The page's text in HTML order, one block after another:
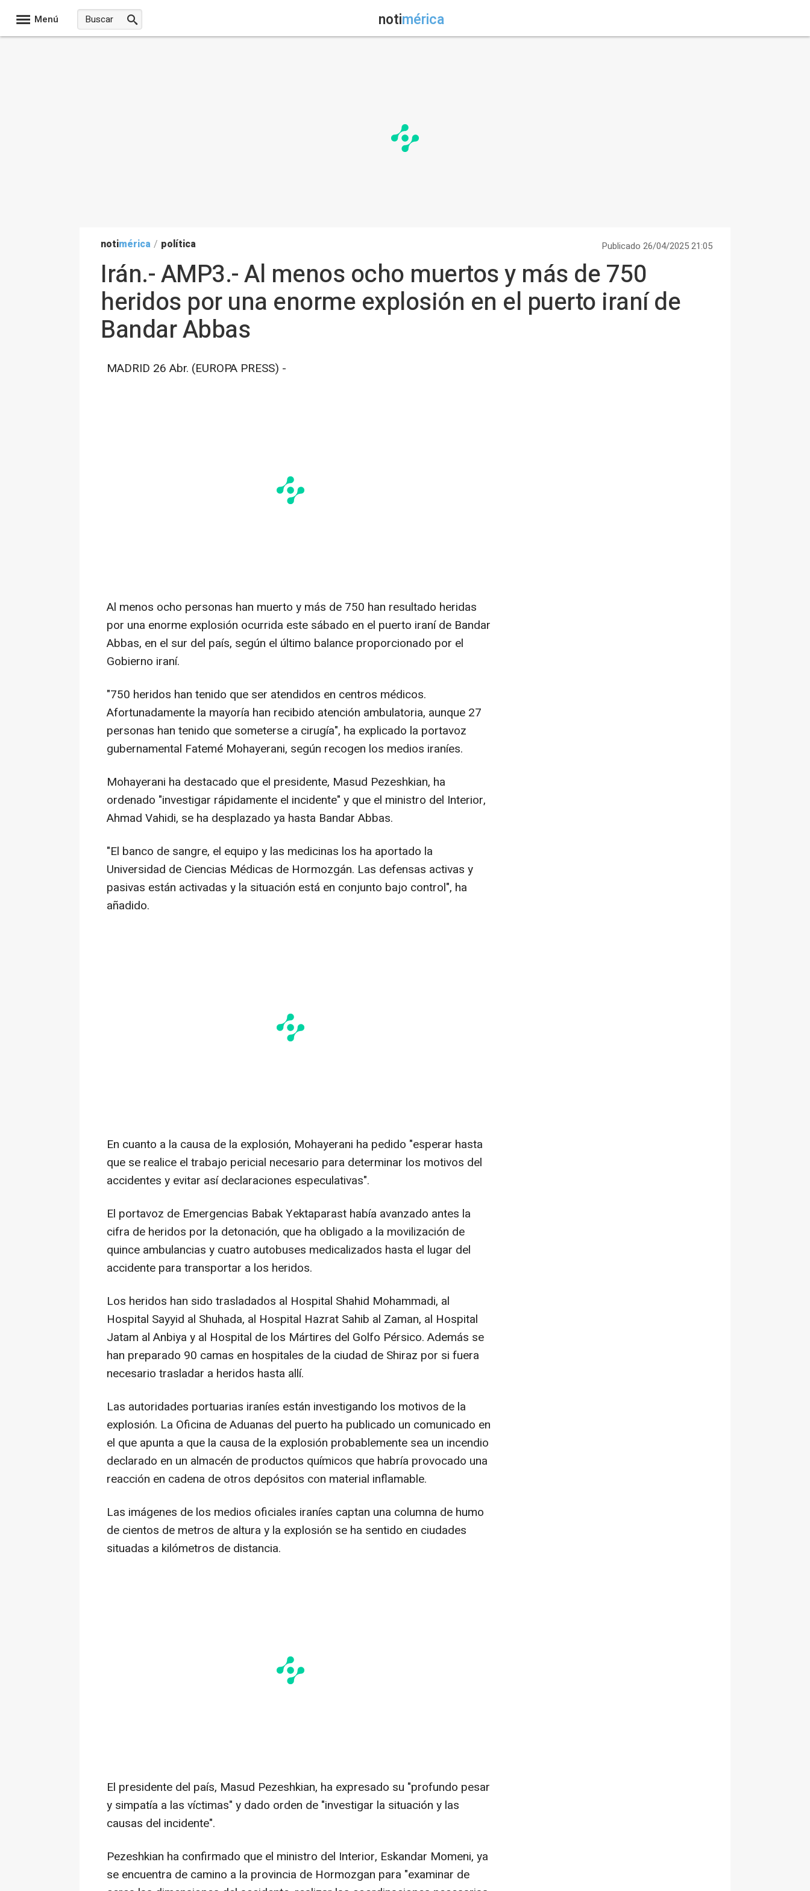
Menú notimérica
notimérica / política Publicado 26/04/2025 21:05
Irán.- AMP3.- Al menos ocho muertos y más de 750
heridos por una enorme explosión en el puerto iraní de
Bandar Abbas
MADRID 26 Abr. (EUROPA PRESS) -
Al menos ocho personas han muerto y más de 750 han resultado heridas
por una enorme explosión ocurrida este sábado en el puerto iraní de Bandar
Abbas, en el sur del país, según el último balance proporcionado por el
Gobierno iraní.
"750 heridos han tenido que ser atendidos en centros médicos.
Afortunadamente la mayoría han recibido atención ambulatoria, aunque 27
personas han tenido que someterse a cirugía", ha explicado la portavoz
gubernamental Fatemé Mohayerani, según recogen los medios iraníes.
Mohayerani ha destacado que el presidente, Masud Pezeshkian, ha
ordenado "investigar rápidamente el incidente" y que el ministro del Interior,
Ahmad Vahidi, se ha desplazado ya hasta Bandar Abbas.
"El banco de sangre, el equipo y las medicinas los ha aportado la
Universidad de Ciencias Médicas de Hormozgán. Las defensas activas y
pasivas están activadas y la situación está en conjunto bajo control", ha
añadido.
En cuanto a la causa de la explosión, Mohayerani ha pedido "esperar hasta
que se realice el trabajo pericial necesario para determinar los motivos del
accidentes y evitar así declaraciones especulativas".
El portavoz de Emergencias Babak Yektaparast había avanzado antes la
cifra de heridos por la detonación, que ha obligado a la movilización de
quince ambulancias y cuatro autobuses medicalizados hasta el lugar del
accidente para transportar a los heridos.
Los heridos han sido trasladados al Hospital Shahid Mohammadi, al
Hospital Sayyid al Shuhada, al Hospital Hazrat Sahib al Zaman, al Hospital
Jatam al Anbiya y al Hospital de los Mártires del Golfo Pérsico. Además se
han preparado 90 camas en hospitales de la ciudad de Shiraz por si fuera
necesario trasladar a heridos hasta allí.
Las autoridades portuarias iraníes están investigando los motivos de la
explosión. La Oficina de Aduanas del puerto ha publicado un comunicado en
el que apunta a que la causa de la explosión probablemente sea un incendio
declarado en un almacén de productos químicos que habría provocado una
reacción en cadena de otros depósitos con material inflamable.
Las imágenes de los medios oficiales iraníes captan una columna de humo
de cientos de metros de altura y la explosión se ha sentido en ciudades
situadas a kilómetros de distancia.
El presidente del país, Masud Pezeshkian, ha expresado su "profundo pesar
y simpatía a las víctimas" y dado orden de "investigar la situación y las
causas del incidente".
Pezeshkian ha confirmado que el ministro del Interior, Eskandar Momeni, ya
se encuentra de camino a la provincia de Hormozgan para "examinar de